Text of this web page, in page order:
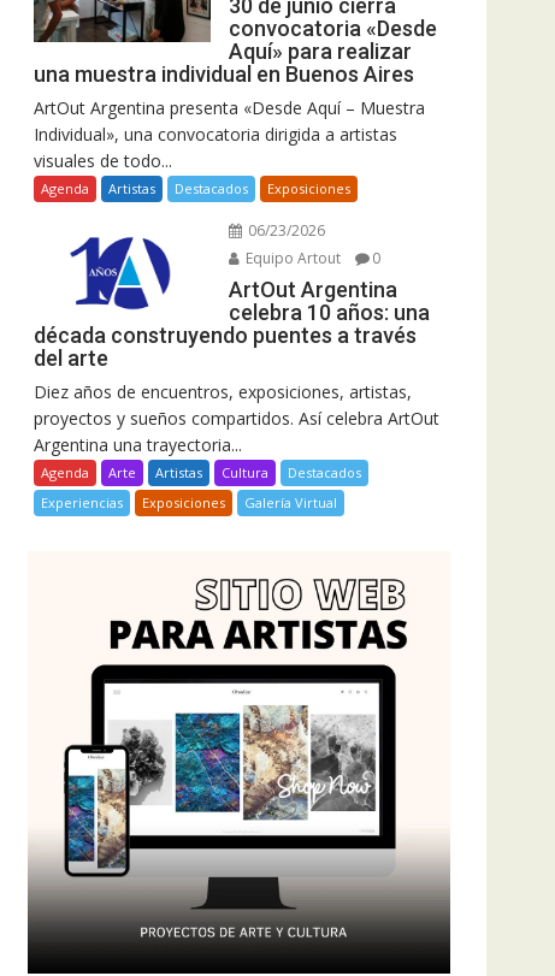
30 de junio cierra
convocatoria «Desde
Aquí» para realizar
una muestra individual en Buenos Aires
ArtOut Argentina presenta «Desde Aquí – Muestra
Individual», una convocatoria dirigida a artistas
visuales de todo...
Agenda Artistas Destacados Exposiciones
06/23/2026
Equipo Artout
0
ArtOut Argentina
celebra 10 años: una
década construyendo puentes a través
del arte
Diez años de encuentros, exposiciones, artistas,
proyectos y sueños compartidos. Así celebra ArtOut
Argentina una trayectoria...
Agenda Arte Artistas Cultura
Destacados
Experiencias
Exposiciones Galería Virtual